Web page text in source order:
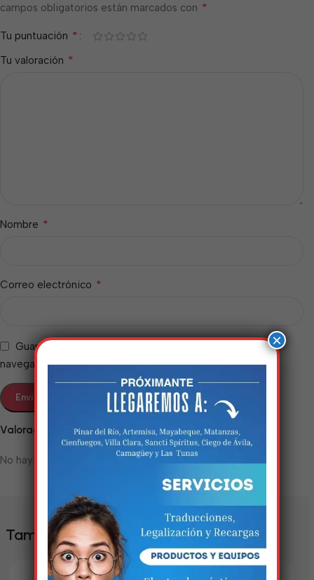
Valoraciones
No hay valoraciones aún.
campos obligatorios están marcados con *
Tu puntuación *
Tu valoración *
Nombre *
Correo electrónico *
Guarda mi nombre, correo electrónico y web en este
navegador para la próxima vez que comente.
También te puede interesar
×
Estamos trabalhando
nisso!
Em breve, esta página estará
disponível com novidades
incríveis. Agradecemos pela
paciência e compreensão.